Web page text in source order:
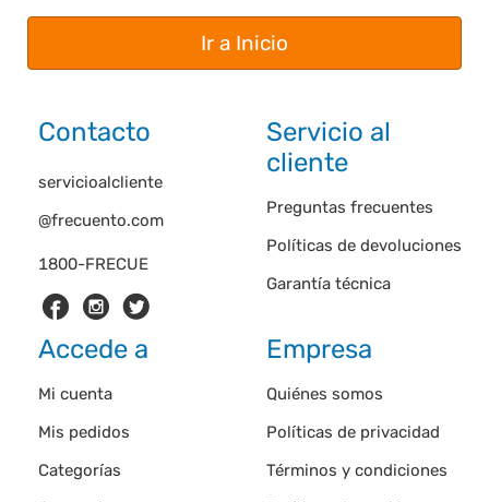
Ir a Inicio
Contacto
1800-FRECUE
servicioalcliente
@frecuento.com
Servicio al
cliente
Preguntas frecuentes
Políticas de devoluciones
Garantía técnica
Accede a
Mi cuenta
Mis pedidos
Categorías
Empresa
Quiénes somos
Políticas de privacidad
Términos y condiciones